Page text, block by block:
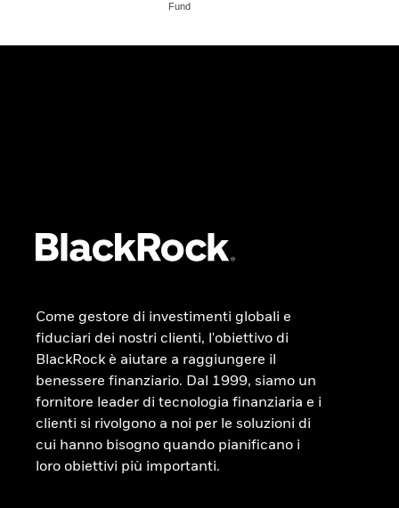
Fund
Come gestore di investimenti globali e
fiduciari dei nostri clienti, l'obiettivo di
BlackRock è aiutare a raggiungere il
benessere finanziario. Dal 1999, siamo un
fornitore leader di tecnologia finanziaria e i
clienti si rivolgono a noi per le soluzioni di
cui hanno bisogno quando pianificano i
loro obiettivi più importanti.